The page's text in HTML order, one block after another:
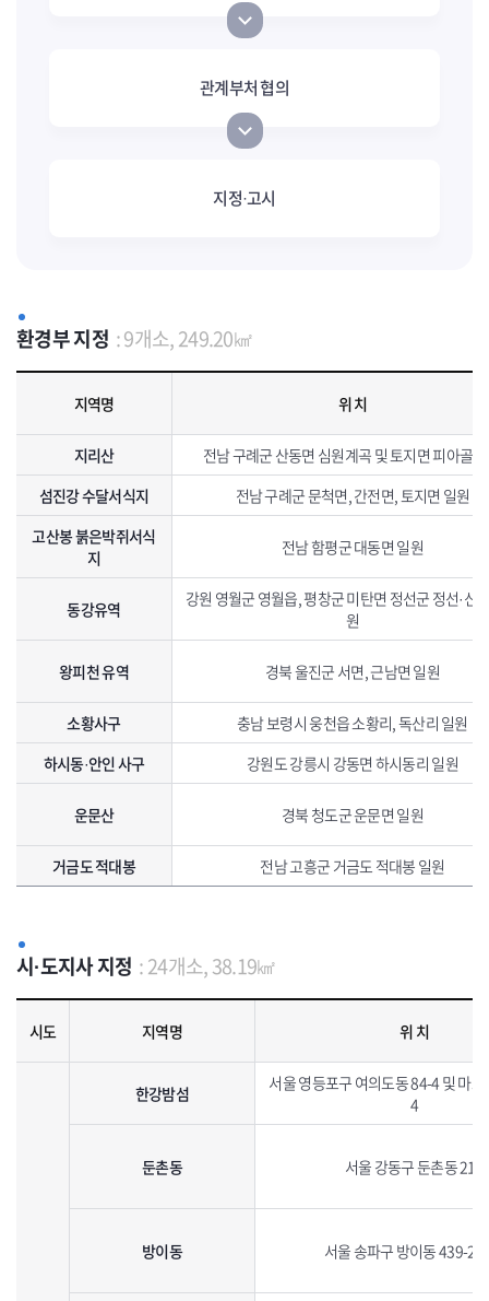
관계부처 협의
지정·고시
환경부 지정 : 9개소, 249.20㎢
지역명 위 치
지리산
전남 구례군 산동면 심원계곡 및 토지면 피아골
섬진강 수달서식지
전남 구례군 문척면, 간전면, 토지면 일원
고산봉 붉은박쥐서식
지
전남 함평군 대동면 일원
동강유역
강원 영월군 영월읍, 평창군 미탄면 정선군 정선·신
원
왕피천 유역 경북 울진군 서면, 근남면 일원
소황사구
충남 보령시 웅천읍 소황리, 독산리 일원
하시동·안인 사구
강원도 강릉시 강동면 하시동리 일원
운문산 경북 청도군 운문면 일원
거금도 적대봉 전남 고흥군 거금도 적대봉 일원
시·도지사 지정 : 24개소, 38.19㎢
시도 지역명 위 치
한강밤섬
서울 영등포구 여의도동 84-4 및 마
4
둔촌동 서울 강동구 둔촌동 211
방이동 서울 송파구 방이동 439-2